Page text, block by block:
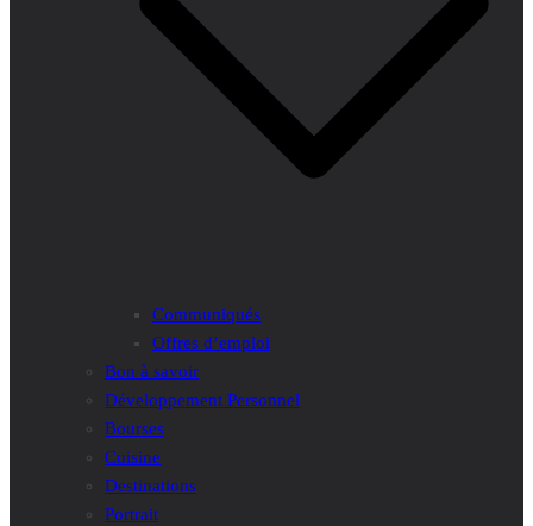
Communiqués
Offres d’emploi
Bon à savoir
Développement Personnel
Bourses
Cuisine
Destinations
Portrait